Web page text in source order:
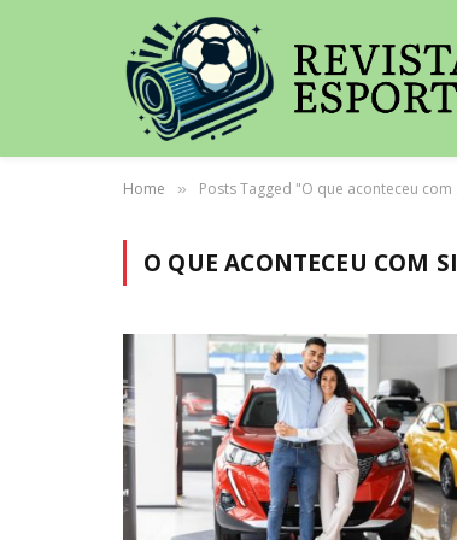
Home » Posts Tagged "O que aconteceu com
O QUE ACONTECEU COM